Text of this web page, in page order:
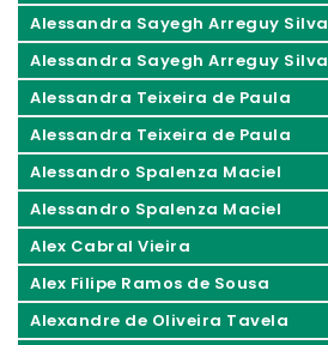
Alessandra Sayegh Arreguy Silva
Alessandra Sayegh Arreguy Silva
Alessandra Teixeira de Paula
Alessandra Teixeira de Paula
Alessandro Spalenza Maciel
Alessandro Spalenza Maciel
Alex Cabral Vieira
Alex Filipe Ramos de Sousa
Alexandre de Oliveira Tavela